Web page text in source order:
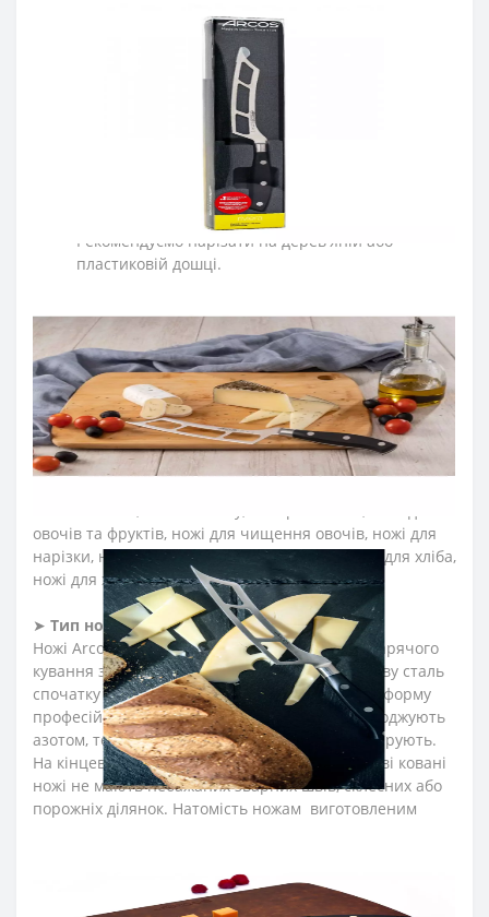
хлору, миючих засобів та високих температур.
ЧАСТІ ПИТАННЯ ПРО КУХОННІ НОЖІ ARCOS СЕРІЇ
Як доглядати за кухонними ножами Аркос?
Мийте кухонні ножі відразу після використання.
Після експлуатації протирайте насухо кухонні
ножі м'якою тканиною.
Рекомендуємо нарізати на дерев'яній або
пластиковій дошці.
за допомогою мусатів Arcos.
Зберігайте кухонні ножі в сухому, недоступному
для дітей місці.
➤Які ножі входять в серію АркосRiviera?
До колекції увійшли ножі м’ясника, ножі для обробки
овочів та фруктів, ножі для чищення овочів, ножі для
нарізки, ножі для томатів, ножі для риби, ножі для хліба,
ножі для хамону, ножі для сиру.
➤ Тип ножів АркосRiviera?
Ножі Arcos серії Riviera виготовили методом гарячого
кування з нержавіючої сталі NITRUM. Вуглецеву сталь
спочатку нагрівають, а потім кують, надаючи форму
професійному ножу. Кухонні ножі згодом охолоджують
азотом, термічно обробляють, шліфують і полірують.
На кінцевому етапі вставляють рукоятку. Готові ковані
ножі не мають небажаних зварних швів, склеєних або
порожніх ділянок. Натомість ножам виготовленим
Матеріал клинка (леза) ножів Аркос Riviera